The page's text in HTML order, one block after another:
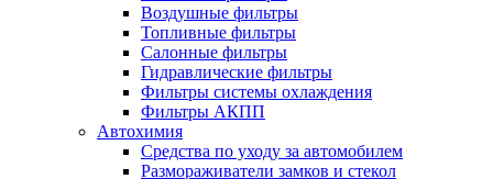
Воздушные фильтры
Топливные фильтры
Салонные фильтры
Гидравлические фильтры
Фильтры системы охлаждения
Фильтры АКПП
Автохимия
Средства по уходу за автомобилем
Размораживатели замков и стекол